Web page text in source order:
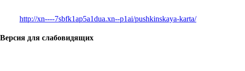
http://xn----7sbfk1ap5a1dua.xn--p1ai/pushkinskaya-karta/
Версия для слабовидящих